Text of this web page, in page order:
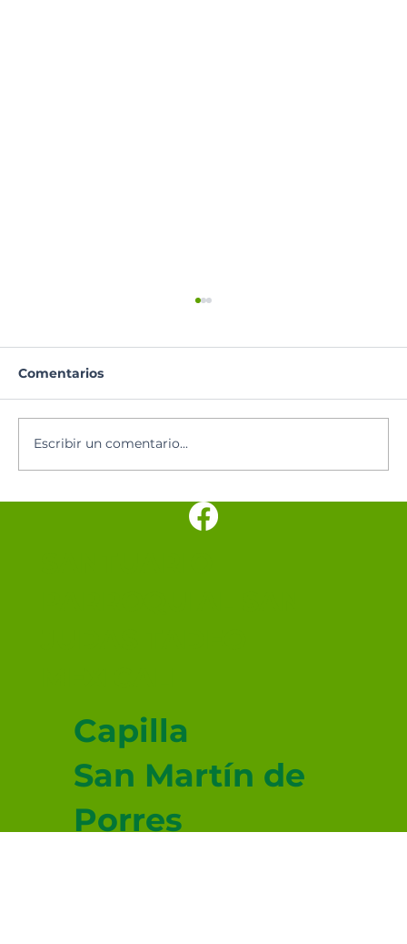
Pentecostés: Novena al Espíritu
Comentarios
Escribir un comentario...
Capilla
San Martín de
Porres